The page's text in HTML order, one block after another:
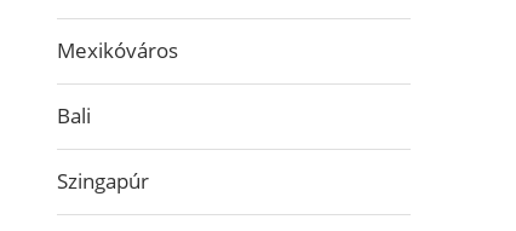
Mexikóváros
Bali
Szingapúr